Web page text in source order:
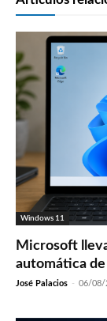
Windows 11
Microsoft
automática
José Palacios - 06/08/